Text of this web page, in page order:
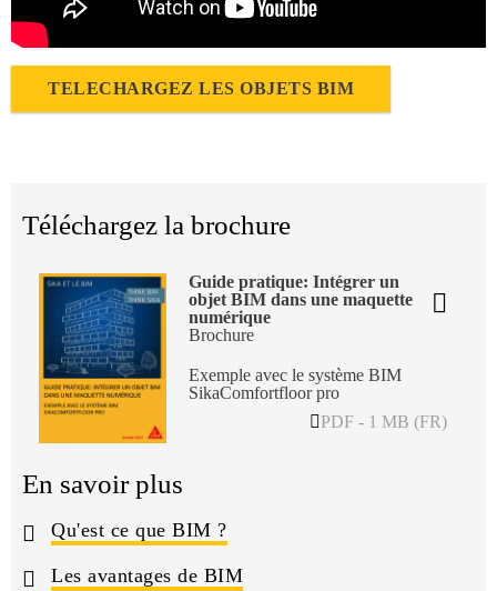
TELECHARGEZ LES OBJETS BIM
Téléchargez la brochure
Guide pratique: Intégrer un
objet BIM dans une maquette
numérique
Brochure
Exemple avec le système BIM
SikaComfortfloor pro
PDF - 1 MB (FR)
En savoir plus
Qu'est ce que BIM ?
Les avantages de BIM